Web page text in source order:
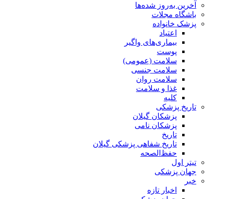
آخرین به‌روز شده‌ها
باشگاه مجلات
پزشک خانواده
اعتیاد
بیماری‌های واگیر
پوست
سلامت (عمومی)
سلامت جنسی
سلامت روان
غذا و سلامت
کلیه
تاریخ پزشکی
پزشکان گیلان
پزشکان نامی
تاریخ
تاریخ شفاهی پزشکی گیلان
حفظ‌الصحه
تیتر اول
جهان پزشکی
خبر
اخبار تازه